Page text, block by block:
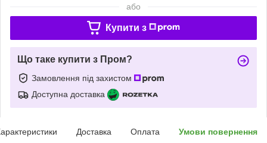
або
Купити з
Що таке купити з Пром?
Замовлення під захистом
Доступна доставка
Доставка Оплата Умови повернення